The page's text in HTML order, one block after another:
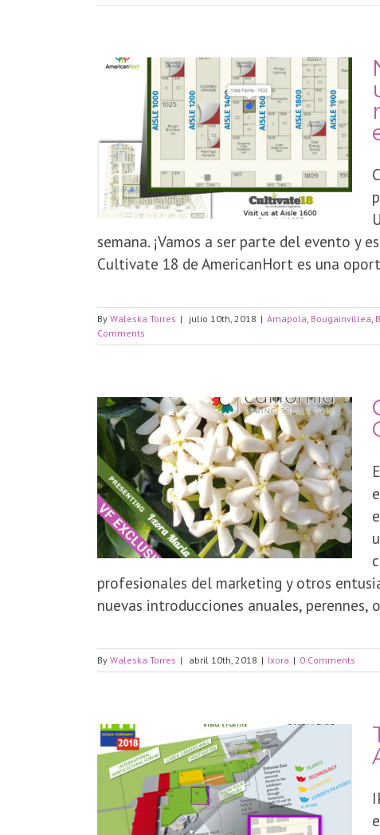
semana. ¡Vamos a ser parte del evento y
Cultivate 18 de AmericanHort es una
By Waleska Torres | julio 10th, 2018 | Amapola, Bougainvillea,
Comments
profesionales del marketing y otros
nuevas introducciones anuales, perennes,
By Waleska Torres | abril 10th, 2018 | Ixora | 0 Comments